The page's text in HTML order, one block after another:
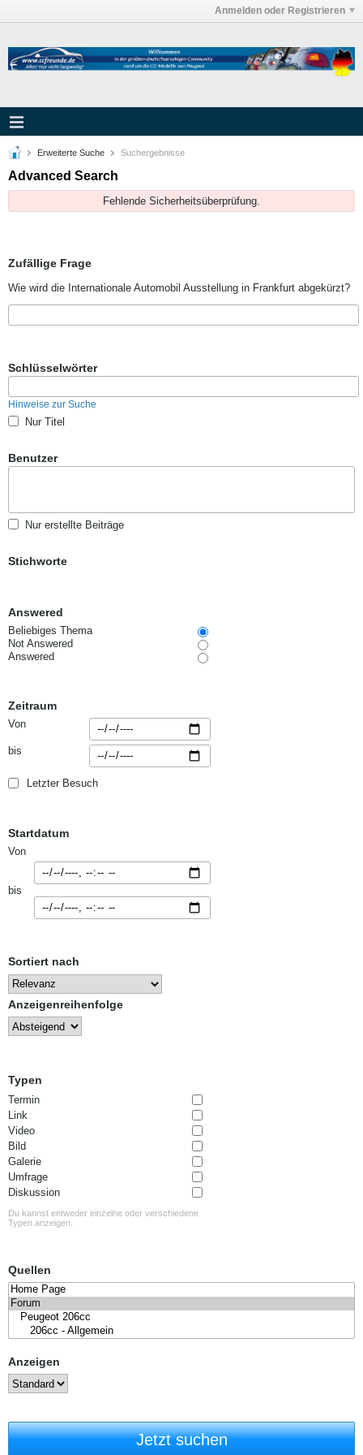
Anmelden oder Registrieren
Erweiterte Suche Suchergebnisse
Advanced Search
Fehlende Sicherheitsüberprüfung.
Zufällige Frage
Wie wird die Internationale Automobil Ausstellung in Frankfurt abgekürzt?
Schlüsselwörter
Hinweise zur Suche
Nur Titel
Benutzer
Nur erstellte Beiträge
Stichworte
Answered
Beliebiges Thema
Not Answered
Answered
Zeitraum
Von
bis
Letzter Besuch
Startdatum
Von
bis
Sortiert nach
Anzeigenreihenfolge
Typen
Termin
Link
Video
Bild
Galerie
Umfrage
Diskussion
Du kannst entweder einzelne oder verschiedene
Typen anzeigen.
Quellen
Anzeigen
Jetzt suchen